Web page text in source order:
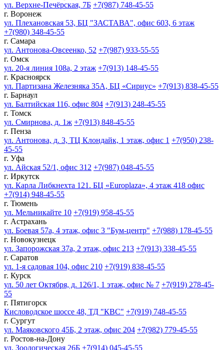
ул. Верхне-Печёрская, 7Б +7(987) 748-45-55
г. Воронеж
ул. Плехановская 53, БЦ "ЗАСТАВА", офис 603, 6 этаж
+7(980) 348-45-55
г. Самара
ул. Антонова-Овсеенко, 52 +7(987) 933-55-55
г. Омск
ул. 20-я линия 108а, 2 этаж +7(913) 148-45-55
г. Красноярск
ул. Партизана Железняка 35А, БЦ «Сириус» +7(913) 838-45-55
г. Барнаул
ул. Балтийская 116, офис 804 +7(913) 248-45-55
г. Томск
ул. Смирнова, д. 1ж +7(913) 848-45-55
г. Пенза
ул. Антонова, д. 3, ТЦ Клондайк, 1 этаж, офис 1 +7(950) 238-
45-55
г. Уфа
ул. Айская 52/1, офис 312 +7(987) 048-45-55
г. Иркутск
ул. Карла Либкнехта 121. БЦ «Europlaza», 4 этаж 418 офис
+7(914) 948-45-55
г. Тюмень
ул. Мельникайте 10 +7(919) 958-45-55
г. Астрахань
ул. Боевая 57а, 4 этаж, офис 3 "Бум-центр" +7(988) 178-45-55
г. Новокузнецк
ул. Запорожская 37а, 2 этаж, офис 213 +7(913) 338-45-55
г. Саратов
ул. 1-я садовая 104, офис 210 +7(919) 838-45-55
г. Курск
ул. 50 лет Октября, д. 126/1, 1 этаж, офис № 7 +7(919) 278-45-
55
г. Пятигорск
Кисловодское шоссе 48, ТД "КВС" +7(919) 748-45-55
г. Сургут
ул. Маяковского 45Б, 2 этаж, офис 204 +7(982) 779-45-55
г. Ростов-на-Дону
ул. Зоологическая 26Б +7(914) 045-45-55